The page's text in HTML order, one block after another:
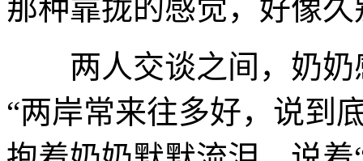
那种靠拢的感觉，好像
两人交谈之间，奶奶
“两岸常来往多好，说到